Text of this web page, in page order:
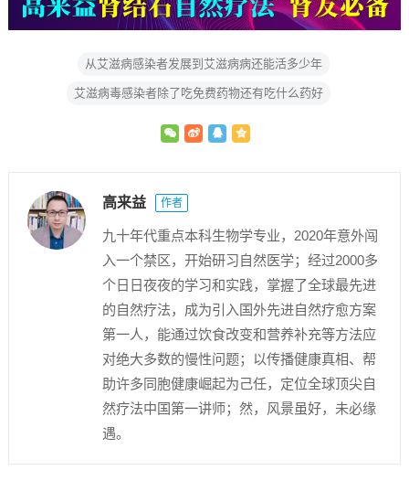
从艾滋病感染者发展到艾滋病病还能活多少年
艾滋病毒感染者除了吃免费药物还有吃什么药好
高来益 作者
九十年代重点本科生物学专业，2020年意外闯
入一个禁区，开始研习自然医学；经过2000多
个日日夜夜的学习和实践，掌握了全球最先进
的自然疗法，成为引入国外先进自然疗愈方案
第一人，能通过饮食改变和营养补充等方法应
对绝大多数的慢性问题；以传播健康真相、帮
助许多同胞健康崛起为己任，定位全球顶尖自
然疗法中国第一讲师；然，风景虽好，未必缘
遇。